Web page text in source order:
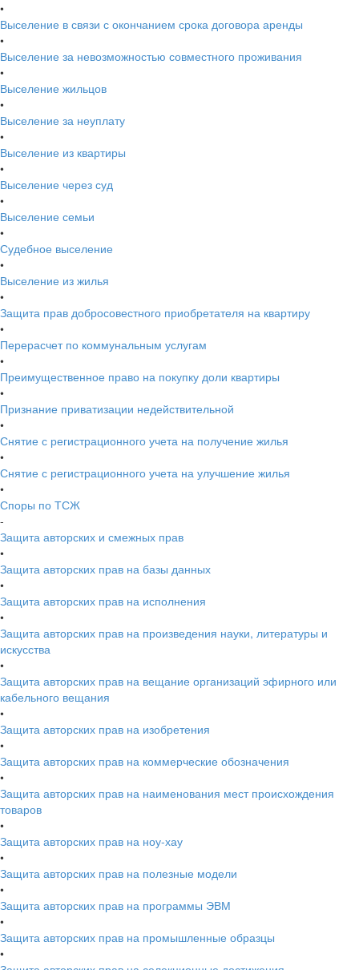
•
Выселение в связи с окончанием срока договора аренды
•
Выселение за невозможностью совместного проживания
•
Выселение жильцов
•
Выселение за неуплату
•
Выселение из квартиры
•
Выселение через суд
•
Выселение семьи
•
Судебное выселение
•
Выселение из жилья
•
Защита прав добросовестного приобретателя на квартиру
•
Перерасчет по коммунальным услугам
•
Преимущественное право на покупку доли квартиры
•
Признание приватизации недействительной
•
Снятие с регистрационного учета на получение жилья
•
Снятие с регистрационного учета на улучшение жилья
•
Споры по ТСЖ
-
Защита авторских и смежных прав
•
Защита авторских прав на базы данных
•
Защита авторских прав на исполнения
•
Защита авторских прав на произведения науки, литературы и
искусства
•
Защита авторских прав на вещание организаций эфирного или
кабельного вещания
•
Защита авторских прав на изобретения
•
Защита авторских прав на коммерческие обозначения
•
Защита авторских прав на наименования мест происхождения
товаров
•
Защита авторских прав на ноу-хау
•
Защита авторских прав на полезные модели
•
Защита авторских прав на программы ЭВМ
•
Защита авторских прав на промышленные образцы
•